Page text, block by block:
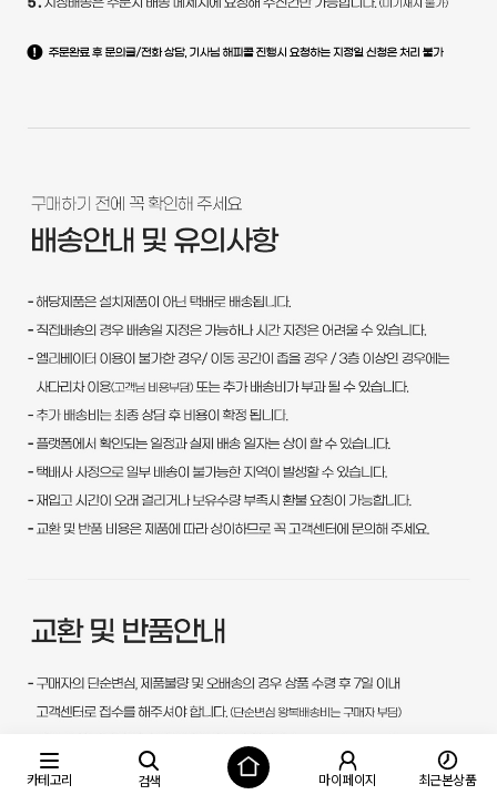
카테고리 검색 마이페이지 최근본상품